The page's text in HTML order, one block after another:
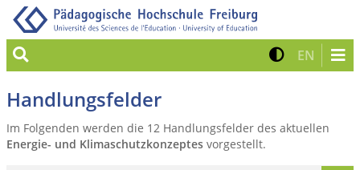
Suche Kontrast
EN Zur
Handlungsfelder
Im Folgenden werden die 12 Handlungsfelder des aktuellen
Energie- und Klimaschutzkonzeptes vorgestellt.